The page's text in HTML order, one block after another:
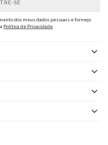
dos meus dados pessoais e forneço
Política de Privacidade